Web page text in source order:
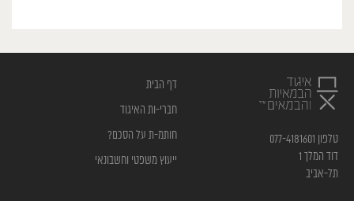
טלפון 077-4181601
דוד המלך 1
תל-אביב
דף הבית
חברי-ות האיגוד
חותמ-ת על הסכם?
ייעוץ משפטי וחשבונאי